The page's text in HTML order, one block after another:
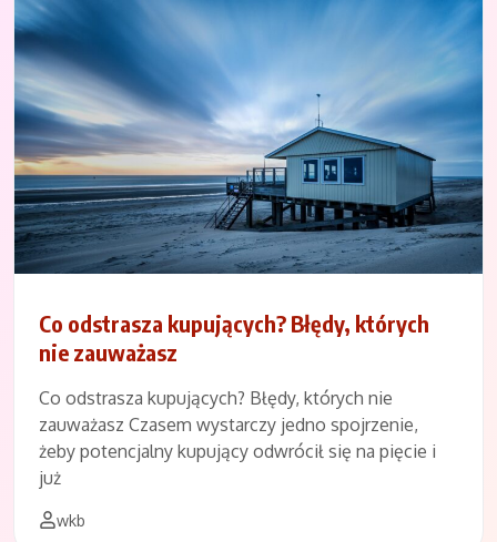
Co odstrasza kupujących? Błędy, których
nie zauważasz
Co odstrasza kupujących? Błędy, których nie
zauważasz Czasem wystarczy jedno spojrzenie,
żeby potencjalny kupujący odwrócił się na pięcie i
już
wkb